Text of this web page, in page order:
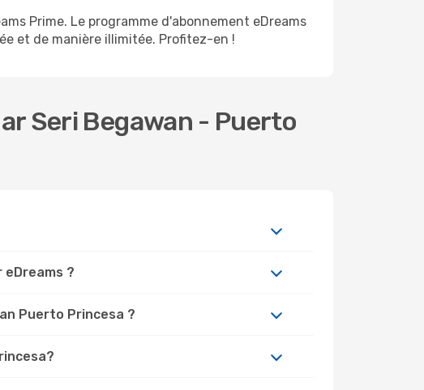
Prime. Le programme d'abonnement eDreams
et de manière illimitée. Profitez-en !
Seri Begawan - Puerto
?
Puerto Princesa ?